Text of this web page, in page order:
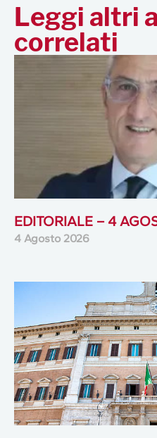
Leggi altri
correlati
EDITORIALE – 4
4 Agosto 2026